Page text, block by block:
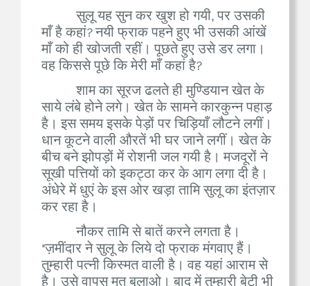
सुलू यह सुन कर खुश हो गयी, पर उसकी
माँ है कहां? नयी फ्राक पहने हुए भी उसकी आंखें
माँ को ही खोजती रहीं। पूछते हुए उसे डर लगा।
वह किससे पूछे कि मेरी माँ कहां है?
शाम का सूरज ढलते ही मुण्डियान खेत के
साये लंबे होने लगे। खेत के सामने कारकुन्न पहाड़
है। इस समय इसके पेड़ों पर चिड़ियाँ लौटने लगीं।
धान कूटने वाली औरतें भी घर जाने लगीं। खेत के
बीच बने झोपड़ों में रोशनी जल गयी है। मजदूरों ने
सूखी पत्तियों को इकट्ठा कर के आग लगा दी है।
अंधेरे में धुएं के इस ओर खड़ा तामि सुलू का इंतज़ार
कर रहा है।
नौकर तामि से बातें करने लगता है।
"ज़मींदार ने सुलू के लिये दो फ्राक मंगवाए हैं।
तुम्हारी पत्नी किस्मत वाली है। वह यहां आराम से
है। उसे वापस मत बुलाओ। बाद में तुम्हारी बेटी भी